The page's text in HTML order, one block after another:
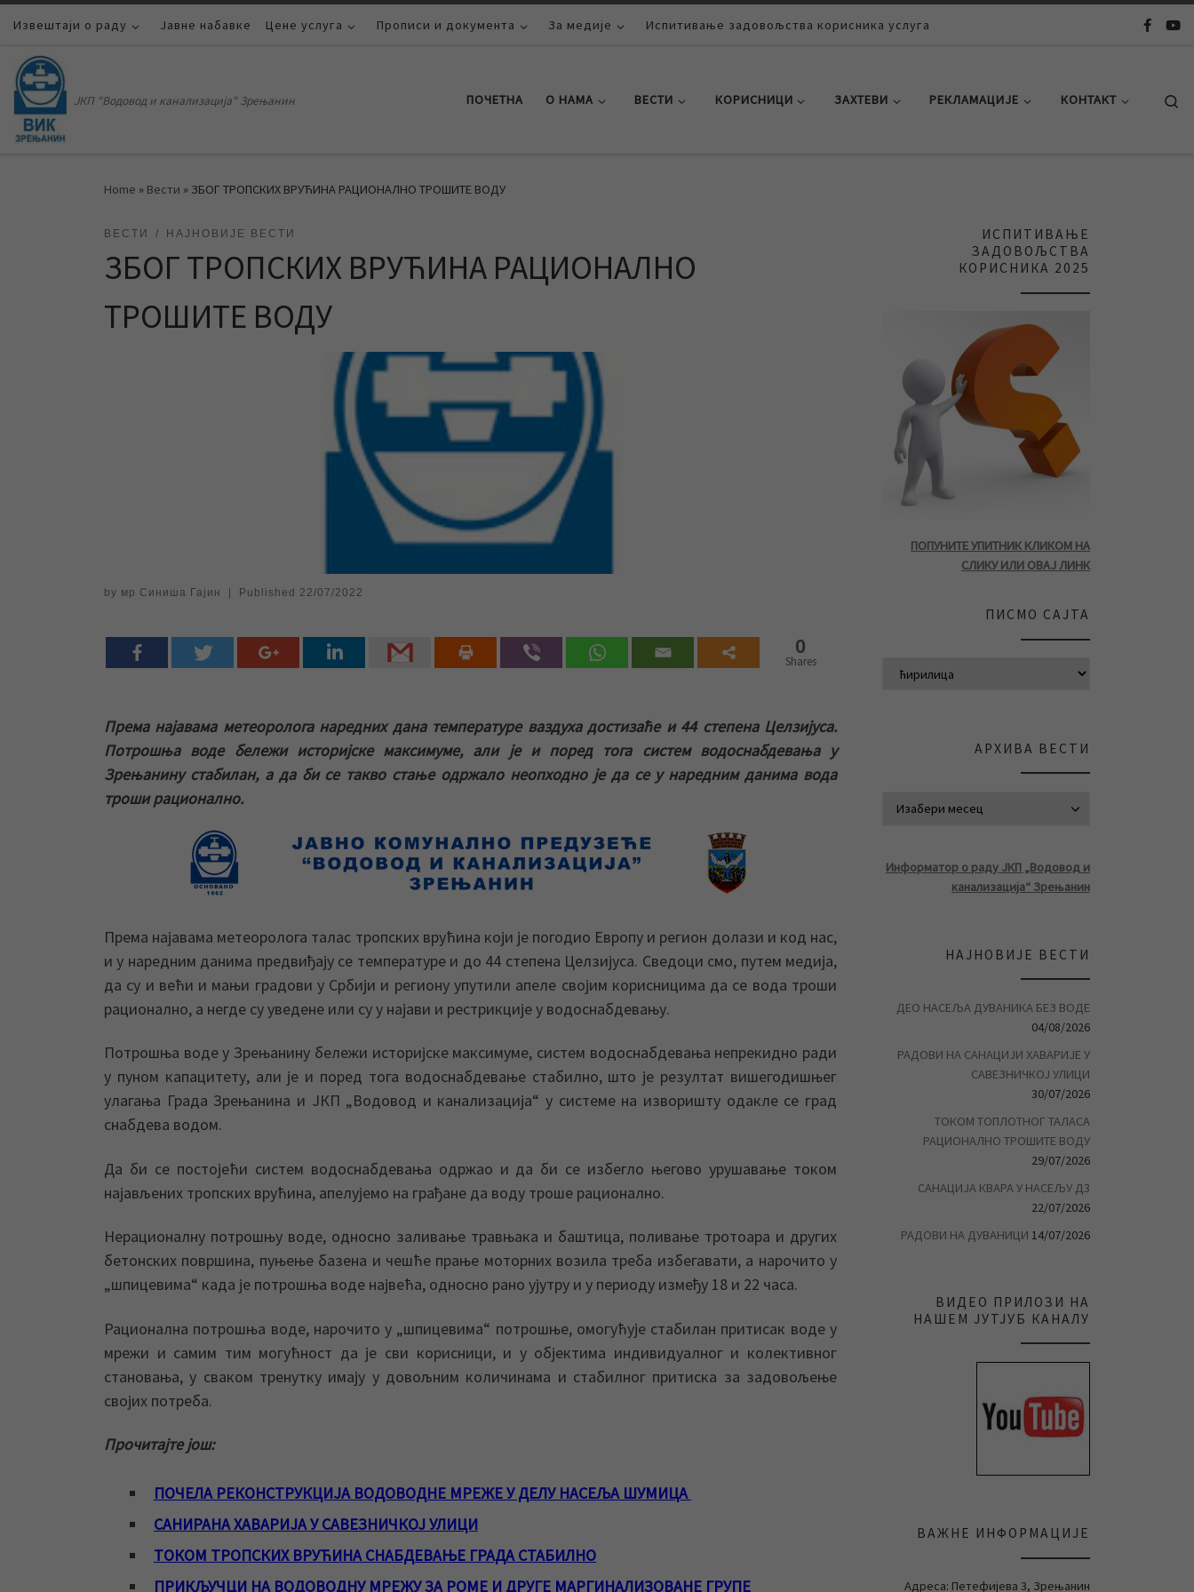
Skip to content
Извештаји о раду Јавне набавке Цене услуга Прописи и документа За медије Испитивање задовољства корисника услуга
ЈКП "Водовод и канализација" Зрењанин ПОЧЕТНА О НАМА ВЕСТИ КОРИСНИЦИ ЗАХТЕВИ РЕКЛАМАЦИЈЕ КОНТАКТ
Home » Вести » ЗБОГ ТРОПСКИХ ВРУЋИНА РАЦИОНАЛНО ТРОШИТЕ ВОДУ
ВЕСТИ НАЈНОВИЈЕ ВЕСТИ
ЗБОГ ТРОПСКИХ ВРУЋИНА РАЦИОНАЛНО
ТРОШИТЕ ВОДУ
by мр Синиша Гајин Published 22/07/2022
0
Shares
Према најавама метеоролога наредних дана температуре ваздуха достизаће и 44 степена Целзијуса.
Потрошња воде бележи историјске максимуме, али је и поред тога систем водоснабдевања у
Зрењанину стабилан, а да би се такво стање одржало неопходно је да се у наредним данима вода
троши рационално.
Према најавама метеоролога талас тропских врућина који је погодио Европу и регион долази и код нас,
и у наредним данима предвиђају се температуре и до 44 степена Целзијуса. Сведоци смо, путем медија,
да су и већи и мањи градови у Србији и региону упутили апеле својим корисницима да се вода троши
рационално, а негде су уведене или су у најави и рестрикције у водоснабдевању.
Потрошња воде у Зрењанину бележи историјске максимуме, систем водоснабдевања непрекидно ради
у пуном капацитету, али је и поред тога водоснабдевање стабилно, што је резултат вишегодишњег
улагања Града Зрењанина и ЈКП „Водовод и канализација“ у системе на изворишту одакле се град
снабдева водом.
Да би се постојећи систем водоснабдевања одржао и да би се избегло његово урушавање током
најављених тропских врућина, апелујемо на грађане да воду троше рационално.
Нерационалну потрошњу воде, односно заливање травњака и баштица, поливање тротоара и других
бетонских површина, пуњење базена и чешће прање моторних возила треба избегавати, а нарочито у
„шпицевима“ када је потрошња воде највећа, односно рано ујутру и у периоду између 18 и 22 часа.
Рационална потрошња воде, нарочито у „шпицевима“ потрошње, омогућује стабилан притисак воде у
мрежи и самим тим могућност да је сви корисници, и у објектима индивидуалног и колективног
становања, у сваком тренутку имају у довољним количинама и стабилног притиска за задовољење
својих потреба.
Прочитајте још:
ПОЧЕЛА РЕКОНСТРУКЦИЈА ВОДОВОДНЕ МРЕЖЕ У ДЕЛУ НАСЕЉА ШУМИЦА
САНИРАНА ХАВАРИЈА У САВЕЗНИЧКОЈ УЛИЦИ
ТОКОМ ТРОПСКИХ ВРУЋИНА СНАБДЕВАЊЕ ГРАДА СТАБИЛНО
ПРИКЉУЧЦИ НА ВОДОВОДНУ МРЕЖУ ЗА РОМЕ И ДРУГЕ МАРГИНАЛИЗОВАНЕ ГРУПЕ
ИСПИТИВАЊЕ
ЗАДОВОЉСТВА
КОРИСНИКА 2025
ПОПУНИТЕ УПИТНИК КЛИКОМ НА
СЛИКУ ИЛИ ОВАЈ ЛИНК
ПИСМО САЈТА
АРХИВА ВЕСТИ
Информатор о раду ЈКП „Водовод и
канализација“ Зрењанин
НАЈНОВИЈЕ ВЕСТИ
ДЕО НАСЕЉА ДУВАНИКА БЕЗ ВОДЕ
04/08/2026
РАДОВИ НА САНАЦИЈИ ХАВАРИЈЕ У
САВЕЗНИЧКОЈ УЛИЦИ
30/07/2026
ТОКОМ ТОПЛОТНОГ ТАЛАСА
РАЦИОНАЛНО ТРОШИТЕ ВОДУ
29/07/2026
САНАЦИЈА КВАРА У НАСЕЉУ Д3
22/07/2026
РАДОВИ НА ДУВАНИЦИ 14/07/2026
ВИДЕО ПРИЛОЗИ НА
НАШЕМ ЈУТЈУБ КАНАЛУ
ВАЖНЕ ИНФОРМАЦИЈЕ
Адреса: Петефијева 3, Зрењанин